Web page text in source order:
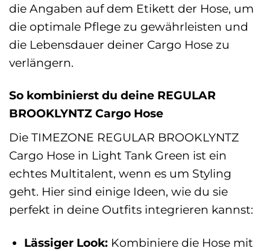
die Angaben auf dem Etikett der Hose, um
die optimale Pflege zu gewährleisten und
die Lebensdauer deiner Cargo Hose zu
verlängern.
So kombinierst du deine REGULAR
BROOKLYNTZ Cargo Hose
Die TIMEZONE REGULAR BROOKLYNTZ
Cargo Hose in Light Tank Green ist ein
echtes Multitalent, wenn es um Styling
geht. Hier sind einige Ideen, wie du sie
perfekt in deine Outfits integrieren kannst:
Lässiger Look:Kombiniere die Hose mit